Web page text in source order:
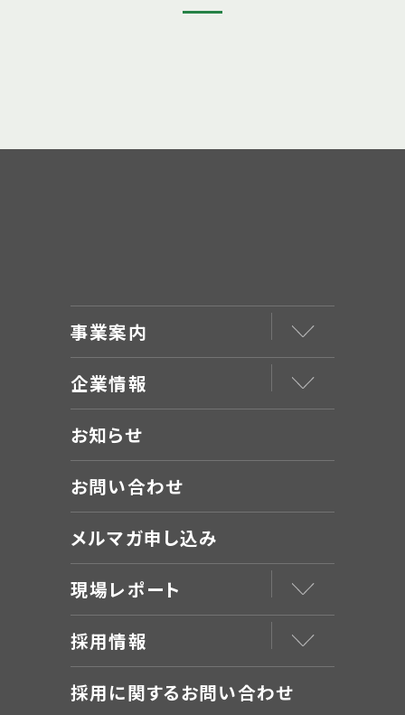
事業案内
企業情報
お知らせ
お問い合わせ
メルマガ申し込み
現場レポート
採用情報
採用に関するお問い合わせ